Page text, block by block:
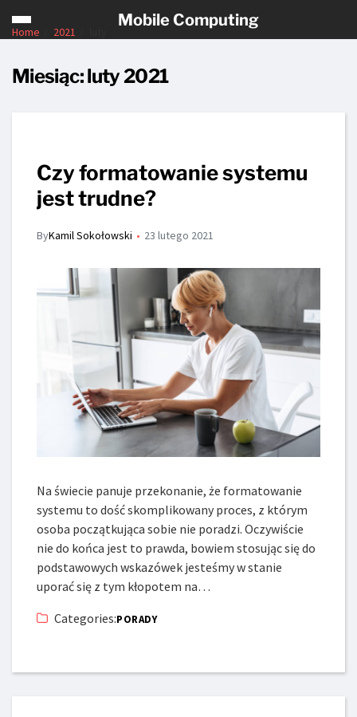
Mobile Computing
Home 2021
Miesiąc:luty 2021
Czy formatowanie systemu
jest trudne?
ByKamil Sokołowski 23 lutego 2021
Na świecie panuje przekonanie, że formatowanie
systemu to dość skomplikowany proces, z którym
osoba początkująca sobie nie poradzi. Oczywiście
nie do końca jest to prawda, bowiem stosując się do
podstawowych wskazówek jesteśmy w stanie
uporać się z tym kłopotem na…
Categories:PORADY